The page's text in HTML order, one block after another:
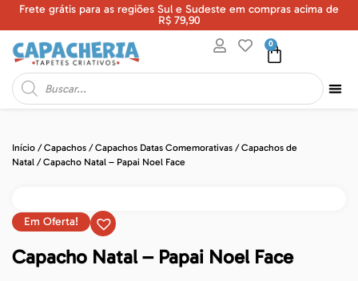
Frete grátis para as regiões Sul e Sudeste em compras acima de
R$ 79,90
0
Início /Capachos /Capachos Datas Comemorativas /Capachos de
Natal / Capacho Natal – Papai Noel Face
Em Oferta!
Capacho Natal – Papai Noel Face